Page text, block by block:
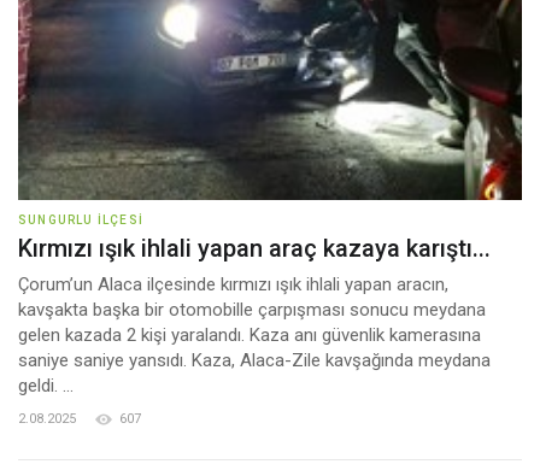
SUNGURLU İLÇESI
Kırmızı ışık ihlali yapan araç kazaya karıştı...
Çorum’un Alaca ilçesinde kırmızı ışık ihlali yapan aracın,
kavşakta başka bir otomobille çarpışması sonucu meydana
gelen kazada 2 kişi yaralandı. Kaza anı güvenlik kamerasına
saniye saniye yansıdı. Kaza, Alaca-Zile kavşağında meydana
geldi. ...
2.08.2025 607